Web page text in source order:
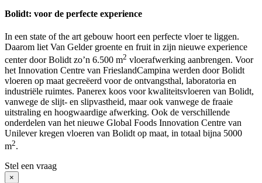
Bolidt: voor de perfecte experience
In een state of the art gebouw hoort een perfecte vloer te liggen.
Daarom liet Van Gelder groente en fruit in zijn nieuwe experience
center door Bolidt zo’n 6.500 m2 vloerafwerking aanbrengen. Voor
het Innovation Centre van FrieslandCampina werden door Bolidt
vloeren op maat gecreëerd voor de ontvangsthal, laboratoria en
industriële ruimtes. Panerex koos voor kwaliteitsvloeren van Bolidt,
vanwege de slijt- en slipvastheid, maar ook vanwege de fraaie
uitstraling en hoogwaardige afwerking. Ook de verschillende
onderdelen van het nieuwe Global Foods Innovation Centre van
Unilever kregen vloeren van Bolidt op maat, in totaal bijna 5000
m2.
Stel een vraag
×